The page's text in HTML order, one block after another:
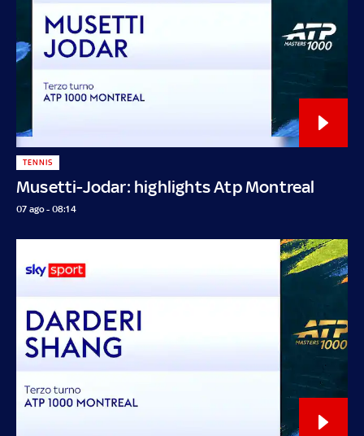
Musetti-Jodar: highlights Atp Montreal
TENNIS
07 ago - 08:14